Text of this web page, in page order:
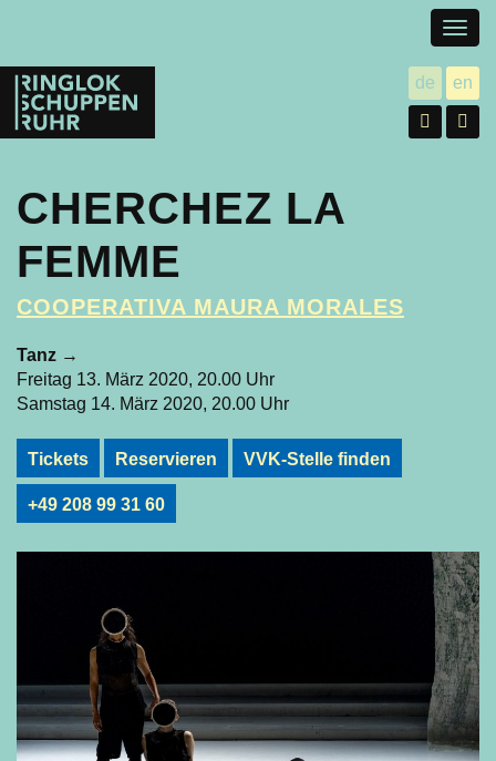
Ringlokschuppen
Ruhr
de utsch
en
CHERCHEZ LA
FEMME
COOPERATIVA MAURA MORALES
Tanz →
Freitag 13. März 2020, 20.00 Uhr
Samstag 14. März 2020, 20.00 Uhr
Tickets Reservieren VVK-Stelle finden
+49 208 99 31 60